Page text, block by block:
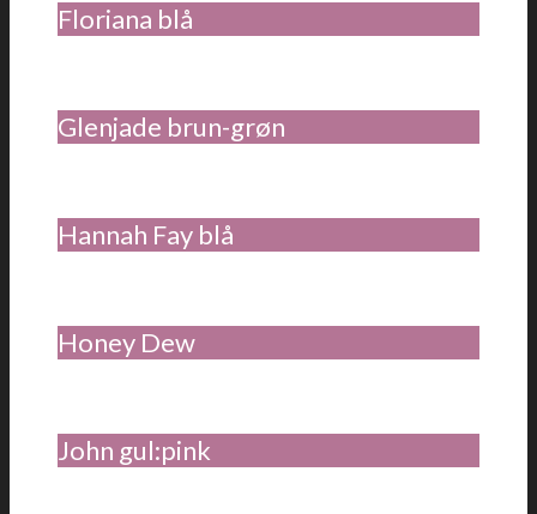
Floriana blå
Glenjade brun-grøn
Hannah Fay blå
Honey Dew
John gul:pink